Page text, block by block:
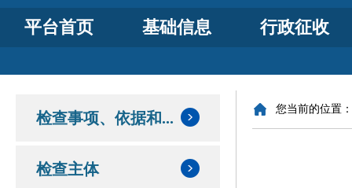
平台首页 基础信息 行政征收
检查事项、依据和...
检查主体
您当前的位置